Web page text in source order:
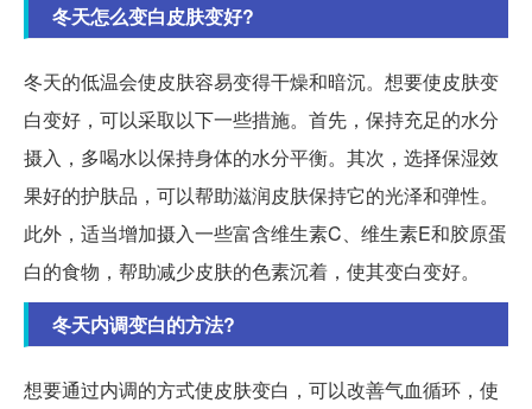
冬天怎么变白皮肤变好?
冬天的低温会使皮肤容易变得干燥和暗沉。想要使皮肤变
白变好，可以采取以下一些措施。首先，保持充足的水分
摄入，多喝水以保持身体的水分平衡。其次，选择保湿效
果好的护肤品，可以帮助滋润皮肤保持它的光泽和弹性。
此外，适当增加摄入一些富含维生素C、维生素E和胶原蛋
白的食物，帮助减少皮肤的色素沉着，使其变白变好。
冬天内调变白的方法?
想要通过内调的方式使皮肤变白，可以改善气血循环，使